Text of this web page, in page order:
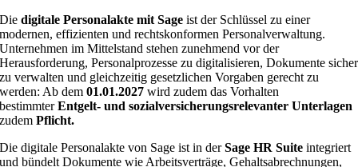
Diedigitale Personalakte mit Sage ist der Schlüssel zu einer
modernen, effizienten und rechtskonformen Personalverwaltung.
Unternehmen im Mittelstand stehen zunehmend vor der
Herausforderung, Personalprozesse zu digitalisieren, Dokumente sicher
zu verwalten und gleichzeitig gesetzlichen Vorgaben gerecht zu
werden: Ab dem01.01.2027 wird zudem das Vorhalten
bestimmterEntgelt- und sozialversicherungsrelevanter Unterlagen
zudem Pflicht.
Die digitale Personalakte von Sage ist in derSage HR Suite integriert
und bündelt Dokumente wie Arbeitsverträge, Gehaltsabrechnungen,